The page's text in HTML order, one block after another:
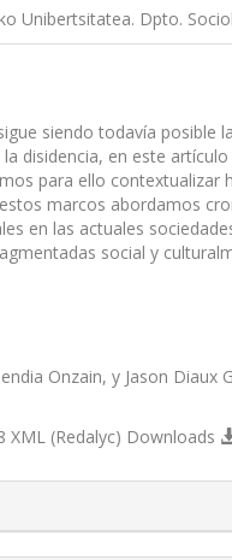
Unibertsitatea. Dpto.
siendo todavía
disidencia, en este
para ello
marcos abordamos
en las actuales
social y
Onzain, y Jason Diaux
XML (Redalyc) Downloads